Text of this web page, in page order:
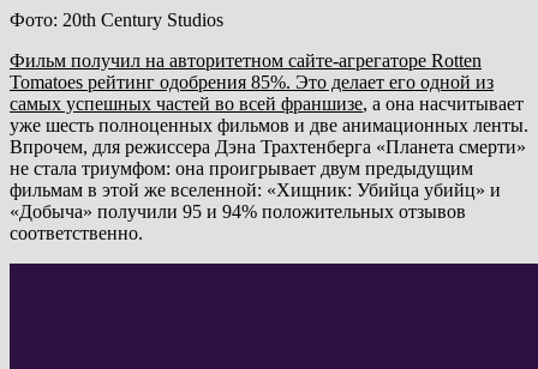
Фото: 20th Century Studios
Фильм получил на авторитетном сайте-агрегаторе Rotten
Tomatoes рейтинг одобрения 85%. Это делает его одной из
самых успешных частей во всей франшизе, а она насчитывает
уже шесть полноценных фильмов и две анимационных ленты.
Впрочем, для режиссера Дэна Трахтенберга «Планета смерти»
не стала триумфом: она проигрывает двум предыдущим
фильмам в этой же вселенной: «Хищник: Убийца убийц» и
«Добыча» получили 95 и 94% положительных отзывов
соответственно.